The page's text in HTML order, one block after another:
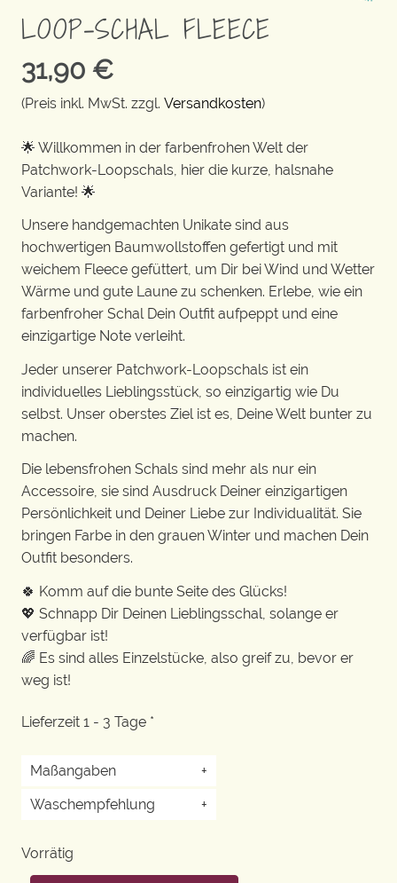
LOOP-SCHAL FLEECE
31,90 €
(Preis inkl. MwSt. zzgl. Versandkosten)
🌟 Willkommen in der farbenfrohen Welt der
Patchwork-Loopschals, hier die kurze, halsnahe
Variante! 🌟
Unsere handgemachten Unikate sind aus
hochwertigen Baumwollstoffen gefertigt und mit
weichem Fleece gefüttert, um Dir bei Wind und Wetter
Wärme und gute Laune zu schenken. Erlebe, wie ein
farbenfroher Schal Dein Outfit aufpeppt und eine
einzigartige Note verleiht.
Jeder unserer Patchwork-Loopschals ist ein
individuelles Lieblingsstück, so einzigartig wie Du
selbst. Unser oberstes Ziel ist es, Deine Welt bunter zu
machen.
Die lebensfrohen Schals sind mehr als nur ein
Accessoire, sie sind Ausdruck Deiner einzigartigen
Persönlichkeit und Deiner Liebe zur Individualität. Sie
bringen Farbe in den grauen Winter und machen Dein
Outfit besonders.
🍀 Komm auf die bunte Seite des Glücks!
💖 Schnapp Dir Deinen Lieblingsschal, solange er
verfügbar ist!
🌈 Es sind alles Einzelstücke, also greif zu, bevor er
weg ist!
Lieferzeit 1 - 3 Tage *
Maßangaben
+
Waschempfehlung
+
Vorrätig